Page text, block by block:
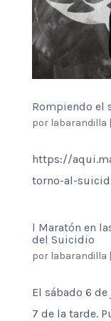
Rompiendo el
por labarandilla |
https://
torno-al-
l Maratón en
del Suicidio
por labarandilla |
El sábado 6
7 de la tarde.